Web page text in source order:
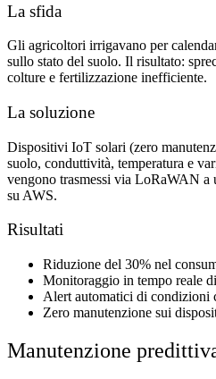
La sfida
Gli agricoltori irrigavano per
sullo stato del suolo. Il risultato:
colture e fertilizzazione inefficiente.
La soluzione
Dispositivi IoT solari (zero
suolo, conduttività, temperatura e
vengono trasmessi via LoRaWAN a
su AWS.
Risultati
Riduzione del 30% nel
Monitoraggio in tempo reale
Alert automatici di condizioni
Zero manutenzione sui
Manutenzione